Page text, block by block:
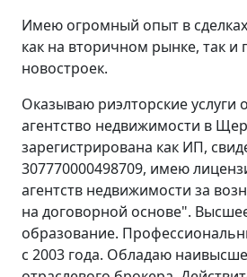
Имею огромный опыт в
как на вторичном рынке, так и
новостроек.
Оказываю риэлторские услуги
агентство недвижимости в
зарегистрирована как ИП,
307770000498709, имею
агентств недвижимости за
на договорной основе".
образование.
с 2003 года. Обладаю